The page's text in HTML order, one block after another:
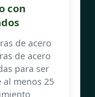
con
de acero
de acero
para ser
menos 25